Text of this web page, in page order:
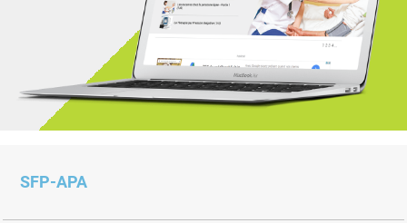
SFP-APA